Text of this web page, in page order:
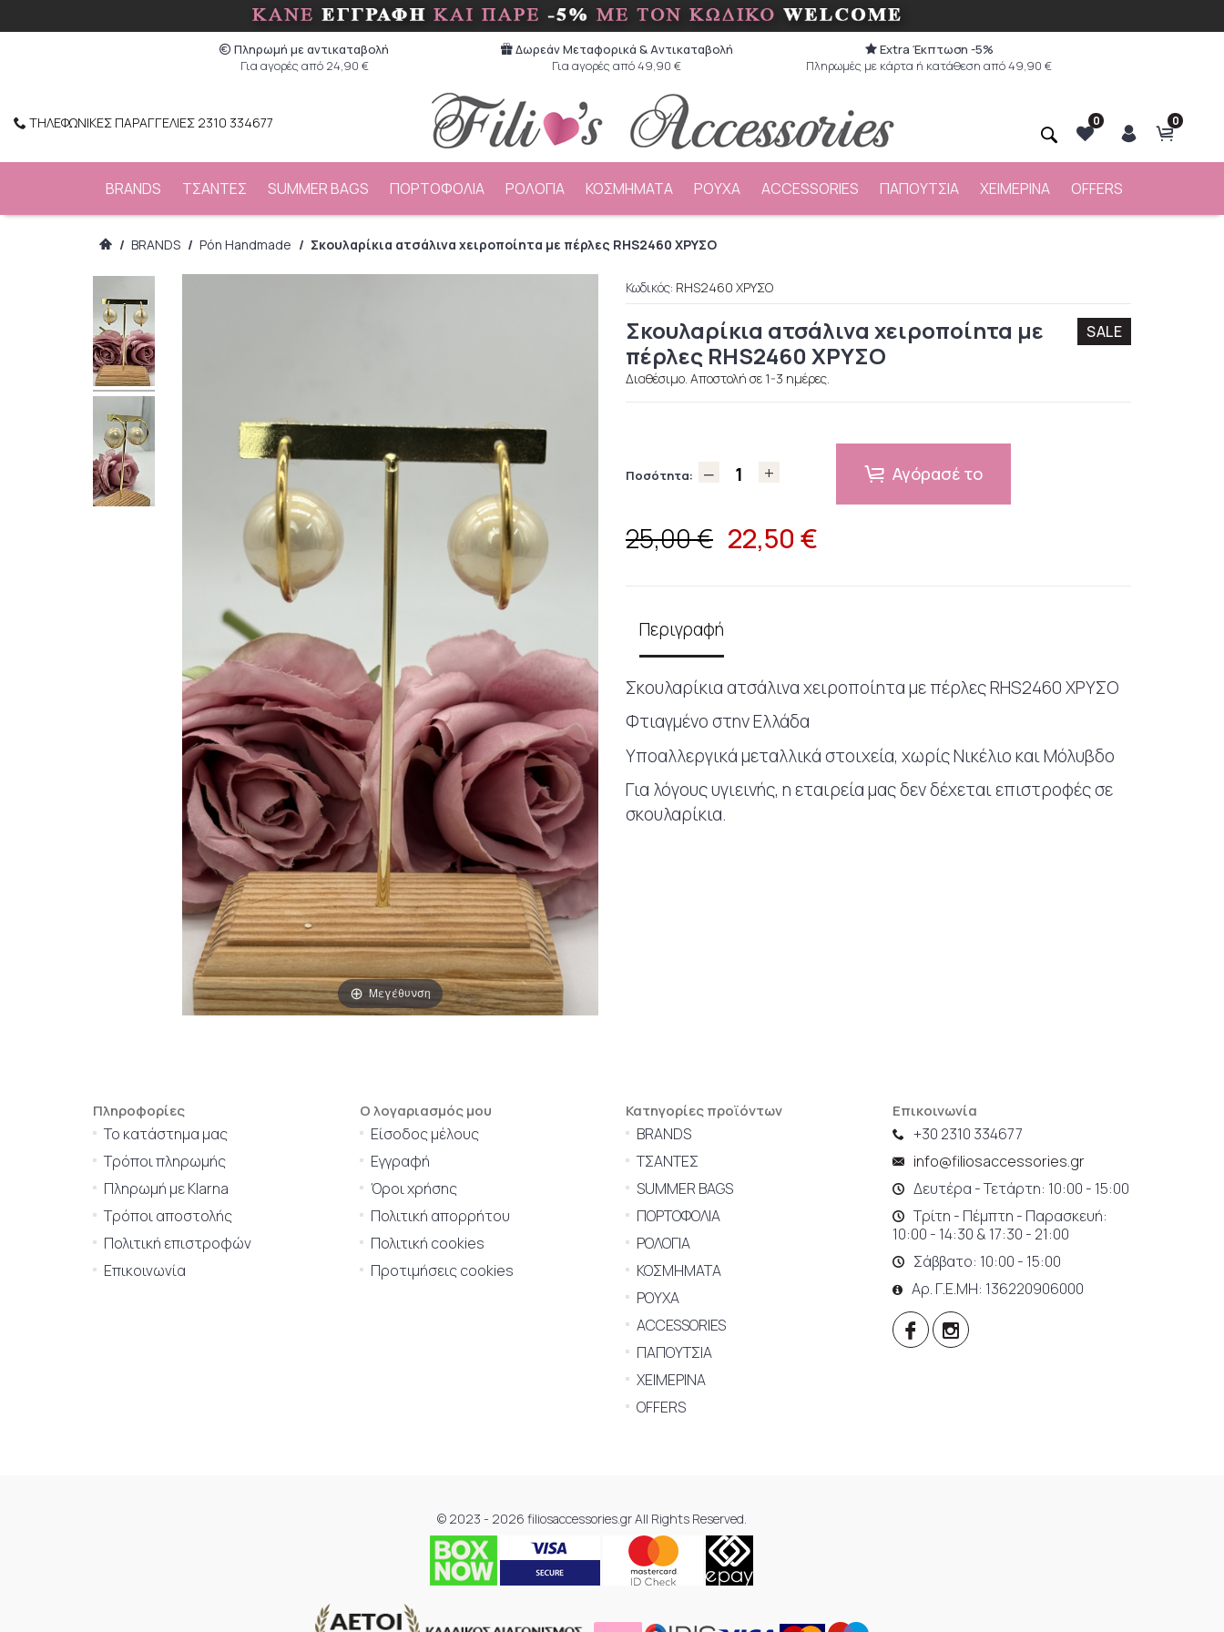
Πληρωμή με αντικαταβολή
Για αγορές από 24,90 €
Δωρεάν Μεταφορικά & Aντικαταβολή
Για αγορές από 49,90 €
Extra Έκπτωση -5%
Πληρωμές με κάρτα ή κατάθεση από 49,90 €
ΤΗΛΕΦΩΝΙΚΕΣ ΠΑΡΑΓΓΕΛΙΕΣ 2310 334677 0
0
BRANDS ΤΣΑΝΤΕΣ SUMMER BAGS ΠΟΡΤΟΦΟΛΙΑ ΡΟΛΟΓΙΑ ΚΟΣΜΗΜΑΤΑ ΡΟΥΧΑ ACCESSORIES ΠΑΠΟΥΤΣΙΑ ΧΕΙΜΕΡΙΝΑ OFFERS
/ BRANDS / Ρόη Handmade / Σκουλαρίκια ατσάλινα χειροποίητα με πέρλες RHS2460 ΧΡΥΣΟ
Μεγέθυνση
Κωδικός: RHS2460 ΧΡΥΣΟ
Σκουλαρίκια ατσάλινα χειροποίητα με
πέρλες RHS2460 ΧΡΥΣΟ
SALE
Διαθέσιμο. Αποστολή σε 1-3 ημέρες.
Ποσότητα: Αγόρασέ το
25,00 € 22,50 €
Περιγραφή
Σκουλαρίκια ατσάλινα χειροποίητα με πέρλες RHS2460 ΧΡΥΣΟ
Φτιαγμένο στην Ελλάδα
Υποαλλεργικά μεταλλικά στοιχεία, χωρίς Νικέλιο και Μόλυβδο
Για λόγους υγιεινής, η εταιρεία μας δεν δέχεται επιστροφές σε
σκουλαρίκια.
Πληροφορίες
Το κατάστημα μας
Τρόποι πληρωμής
Πληρωμή με Klarna
Τρόποι αποστολής
Πολιτική επιστροφών
Επικοινωνία
Ο λογαριασμός μου
Είσοδος μέλους
Εγγραφή
Όροι χρήσης
Πολιτική απορρήτου
Πολιτική cookies
Προτιμήσεις cookies
Κατηγορίες προϊόντων
BRANDS
ΤΣΑΝΤΕΣ
SUMMER BAGS
ΠΟΡΤΟΦΟΛΙΑ
ΡΟΛΟΓΙΑ
ΚΟΣΜΗΜΑΤΑ
ΡΟΥΧΑ
ACCESSORIES
ΠΑΠΟΥΤΣΙΑ
ΧΕΙΜΕΡΙΝΑ
OFFERS
Επικοινωνία
+30 2310 334677
info@filiosaccessories.gr
Δευτέρα - Τετάρτη: 10:00 - 15:00
Τρίτη - Πέμπτη - Παρασκευή:
10:00 - 14:30 & 17:30 - 21:00
Σάββατο: 10:00 - 15:00
Αρ. Γ.Ε.ΜΗ: 136220906000
© 2023 - 2026 filiosaccessories.gr All Rights Reserved.